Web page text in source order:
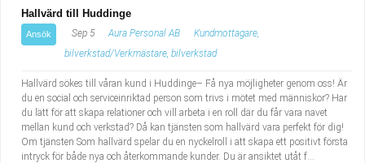
Hallvärd till Huddinge
Ansök Sep 5 Aura Personal AB
Kundmottagare,
bilverkstad/Verkmästare, bilverkstad
Hallvärd sökes till våran kund i Huddinge– Få nya möjligheter genom oss! Är
du en social och serviceinriktad person som trivs i mötet med människor? Har
du lätt för att skapa relationer och vill arbeta i en roll där du får vara navet
mellan kund och verkstad? Då kan tjänsten som hallvärd vara perfekt för dig!
Om tjänsten Som hallvärd spelar du en nyckelroll i att skapa ett positivt första
intryck för både nya och återkommande kunder. Du är ansiktet utåt f...